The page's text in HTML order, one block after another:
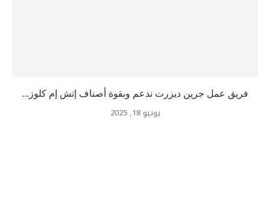
فريق عمل جرين ديزرت ندعم وبقوة أصناف إتش إم كلوز...
يونيو 18, 2025